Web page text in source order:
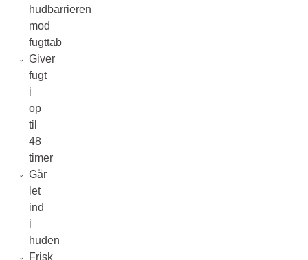
hudbarrieren
mod
fugttab
Giver
fugt
i
op
til
48
timer
Går
let
ind
i
huden
Frisk